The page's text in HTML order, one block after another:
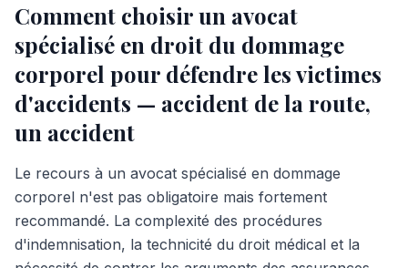
Comment choisir un avocat
spécialisé en droit du dommage
corporel pour défendre les victimes
d'accidents — accident de la route,
un accident
Le recours à un avocat spécialisé en dommage
corporel n'est pas obligatoire mais fortement
recommandé. La complexité des procédures
d'indemnisation, la technicité du droit médical et la